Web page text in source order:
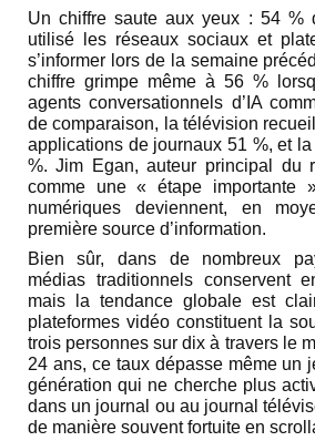
Un chiffre saute aux yeux : 54 %
utilisé les réseaux sociaux et
s’informer lors de la semaine
chiffre grimpe même à 56 %
agents conversationnels d’IA
de comparaison, la télévision
applications de journaux 51 %, et
%. Jim Egan, auteur principal du
comme une « étape importante
numériques deviennent, en
première source d’information.
Bien sûr, dans de nombreux
médias traditionnels conservent
mais la tendance globale est
plateformes vidéo constituent la
trois personnes sur dix à travers le
24 ans, ce taux dépasse même un
génération qui ne cherche plus
dans un journal ou au journal
de manière souvent fortuite en